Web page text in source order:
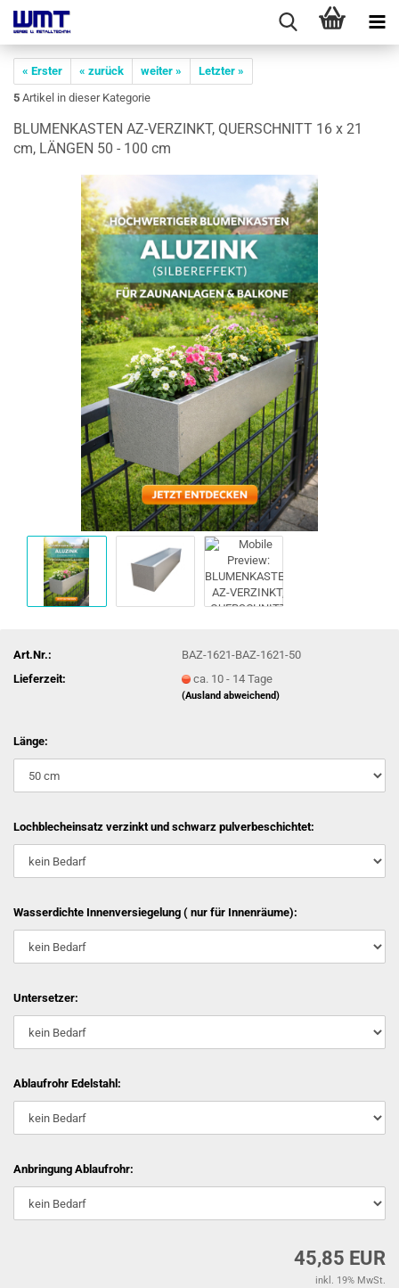
« Erster « zurück weiter »
Letzter »
5 Artikel in dieser Kategorie
BLU­MEN­KAS­TEN AZ-​VERZINKT, QUER­SCHNITT 16 x 21
cm, LÄN­GEN 50 - 100 cm
Art.Nr.:
BAZ-1621-BAZ-1621-50
Lieferzeit:
ca. 10 - 14 Tage
(Ausland abweichend)
Länge:
Lochblecheinsatz verzinkt und schwarz pulverbeschichtet:
Wasserdichte Innenversiegelung ( nur für Innenräume):
Untersetzer:
Ablaufrohr Edelstahl:
Anbringung Ablaufrohr:
45,85 EUR
inkl. 19% MwSt.